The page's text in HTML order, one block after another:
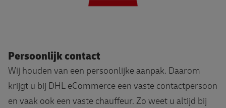
Persoonlijk contact
Wij houden van een persoonlijke aanpak. Daarom
krijgt u bij DHL eCommerce een vaste contactpersoon
en vaak ook een vaste chauffeur. Zo weet u altijd bij